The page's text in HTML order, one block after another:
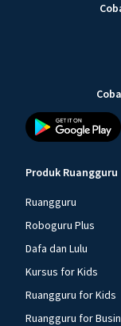
Produk Ruangguru
Ruangguru
Roboguru Plus
Dafa dan Lulu
Kursus for Kids
Ruangguru for Kids
Ruangguru for